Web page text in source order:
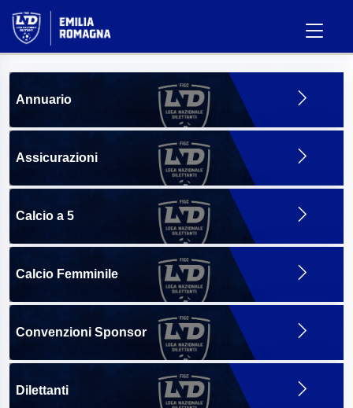
Annuario
Assicurazioni
Calcio a 5
Calcio Femminile
Convenzioni Sponsor
Dilettanti